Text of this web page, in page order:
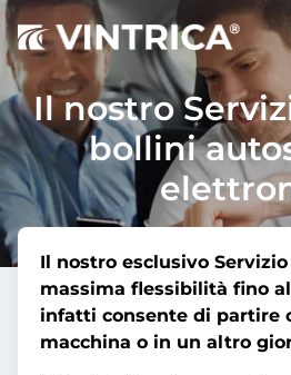
Il nostro
bollini
Il nostro esclusivo
massima flessibilità fino
infatti consente di partire
macchina o in un altro